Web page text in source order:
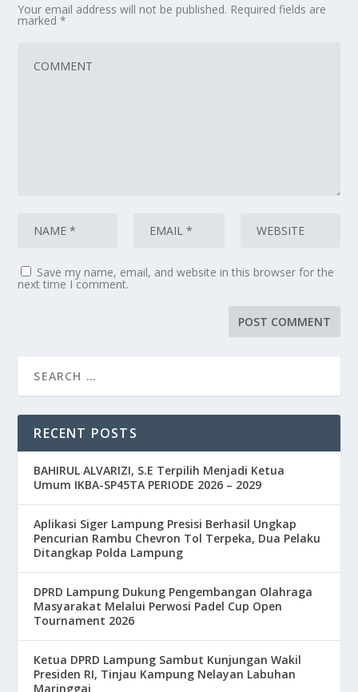
Your email address will not be published. Required fields are
marked*
Save my name, email, and website in this browser for the
next time I comment.
RECENT POSTS
BAHIRUL ALVARIZI, S.E Terpilih Menjadi Ketua
Umum IKBA-SP45TA PERIODE 2026 – 2029
Aplikasi Siger Lampung Presisi Berhasil Ungkap
Pencurian Rambu Chevron Tol Terpeka, Dua Pelaku
Ditangkap Polda Lampung
DPRD Lampung Dukung Pengembangan Olahraga
Masyarakat Melalui Perwosi Padel Cup Open
Tournament 2026
Ketua DPRD Lampung Sambut Kunjungan Wakil
Presiden RI, Tinjau Kampung Nelayan Labuhan
Maringgai